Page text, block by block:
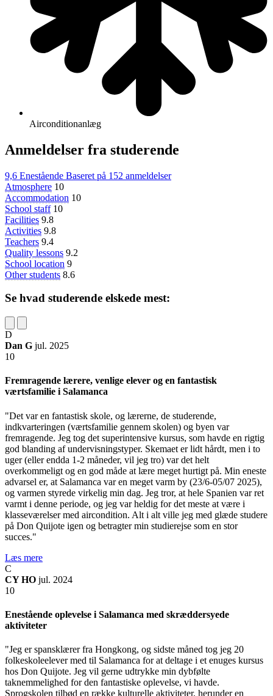
Airconditionanlæg
Anmeldelser fra studerende
9,6 Enestående Baseret på 152 anmeldelser
Atmosphere 10
Accommodation 10
School staff 10
Facilities 9.8
Activities 9.8
Teachers 9.4
Quality lessons 9.2
School location 9
Other students 8.6
Se hvad studerende elskede mest:
D
Dan G jul. 2025
10
Fremragende lærere, venlige elever og en fantastisk
værtsfamilie i Salamanca
"Det var en fantastisk skole, og lærerne, de studerende,
indkvarteringen (værtsfamilie gennem skolen) og byen var
fremragende. Jeg tog det superintensive kursus, som havde en rigtig
god blanding af undervisningstyper. Skemaet er lidt hårdt, men i to
uger (eller endda 1-2 måneder, vil jeg tro) var det helt
overkommeligt og en god måde at lære meget hurtigt på. Min eneste
advarsel er, at Salamanca var en meget varm by (23/6-05/07 2025),
og varmen styrede virkelig min dag. Jeg tror, at hele Spanien var ret
varmt i denne periode, og jeg var heldig for det meste at være i
klasseværelser med aircondition. Alt i alt ville jeg med glæde studere
på Don Quijote igen og betragter min studierejse som en stor
succes."
Læs mere
C
CY HO jul. 2024
10
Enestående oplevelse i Salamanca med skræddersyede
aktiviteter
"Jeg er spansklærer fra Hongkong, og sidste måned tog jeg 20
folkeskoleelever med til Salamanca for at deltage i et enuges kursus
hos Don Quijote. Jeg vil gerne udtrykke min dybfølte
taknemmelighed for den fantastiske oplevelse, vi havde.
Sprogskolen tilbød en række kulturelle aktiviteter, herunder en